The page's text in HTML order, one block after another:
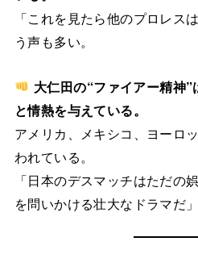
「これを見たら他のプロレス
う声も多い。
大仁田の“ファイアー精神
と情熱を与えている。
アメリカ、メキシコ、ヨーロ
われている。
「日本のデスマッチはただの
を問いかける壮大なドラマだ」